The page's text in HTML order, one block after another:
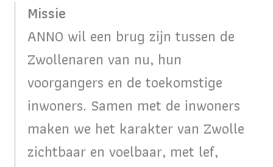
Missie
ANNO wil een brug zijn tussen de
Zwollenaren van nu, hun
voorgangers en de toekomstige
inwoners. Samen met de inwoners
maken we het karakter van Zwolle
zichtbaar en voelbaar, met lef,